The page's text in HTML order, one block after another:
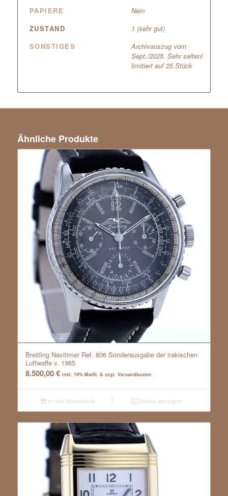
PAPIERE
Nein
ZUSTAND
1 (sehr gut)
SONSTIGES
Archivauszug vom
Sept./2025, Sehr selten!
limitiert auf 25 Stück
Ähnliche Produkte
Breitling Navitimer Ref. 806 Sonderausgabe der irakischen
Luftwaffe v. 1965
8.500,00€ inkl. 19% MwSt. & zzgl. Versandkosten
In den Warenkorb Details anzeigen